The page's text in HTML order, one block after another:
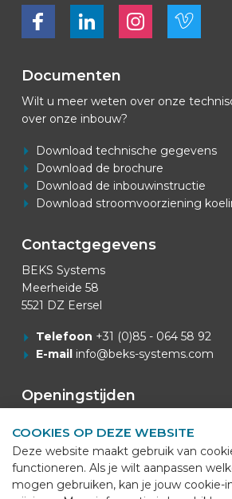
Bekijk ons op FacebookBekijk ons op LinkedInBekijk ons op LinkedInBekijk ons op Vimeo
Documenten
Wilt u meer weten over onze
over onze inbouw?
Download technische gegevens
Download de brochure
Download de inbouwinstructie
Download stroomvoorziening
Contactgegevens
BEKS Systems
Meerheide 58
5521 DZ Eersel
Telefoon +31 (0)85 - 064 58 92
E-mail info@beks-systems.com
Openingstijden
Van Mei t/m September
Openingstijden Productie: 06:00u -
COOKIES OP DEZE WEBSITE
Deze website maakt gebruik van
functioneren. Als je wilt aanpassen
mogen gebruiken, kan je jouw cookie-